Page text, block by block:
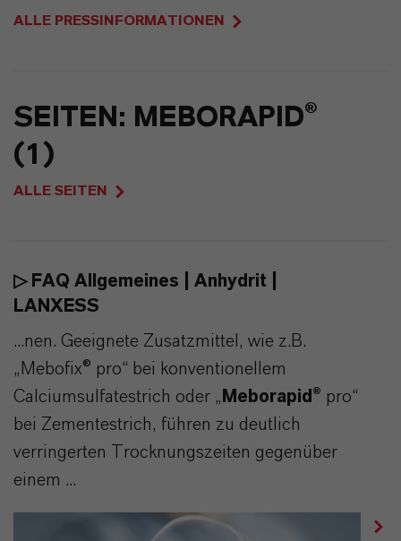
ALLE PRESSINFORMATIONEN
SEITEN: MEBORAPID®
(1)
ALLE SEITEN
▷ FAQ Allgemeines | Anhydrit |
LANXESS
...nen. Geeignete Zusatzmittel, wie z.B.
„Mebofix® pro“ bei konventionellem
Calciumsulfatestrich oder „ Meborapid® pro“
bei Zementestrich, führen zu deutlich
verringerten Trocknungszeiten gegenüber
einem ...